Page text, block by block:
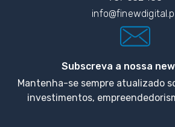
Subscreva a nossa
Mantenha-se sempre atualizado
investimentos,